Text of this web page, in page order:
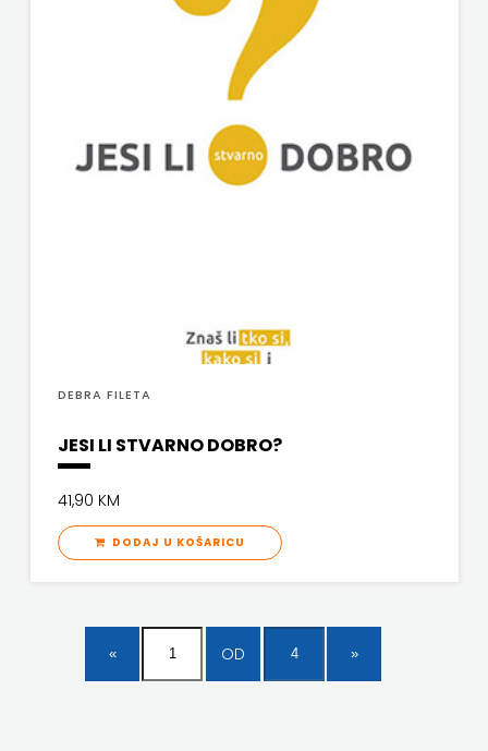
DEBRA FILETA
JESI LI STVARNO DOBRO?
41,90 KM
DODAJ U KOŠARICU
OD